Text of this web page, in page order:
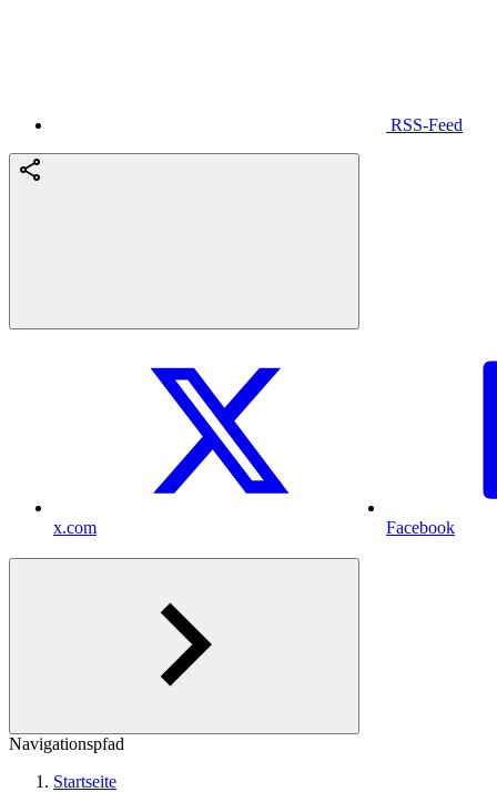
RSS-Feed
x.com Facebook
Navigationspfad
Startseite